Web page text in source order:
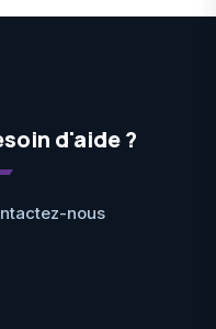
d'aide ?
nous